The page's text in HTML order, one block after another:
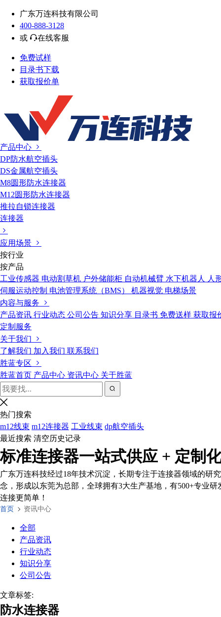
广东万连科技有限公司
400-888-3128
或
在线客服
免费试样
目录书下载
获取报价单
产品中心
DP防水航空插头
DS金属航空插头
M8圆形防水连接器
M12圆形防水连接器
推拉自锁连接器
连接器
应用场景
按行业
按产品
工业传感器 电动割草机 户外储能柜 自动机械臂 水下机器人
人
伺服运动控制 电池管理系统（BMS） 机器视觉 电梯场景
内容与服务
产品资讯 行业动态 公司公告 知识分享 目录书 免费送样 获取报
定制服务
关于我们
了解我们 加入我们 联系我们
胜蓝专区
胜蓝首页 产品中心 资讯中心 关于胜蓝
热门搜索
m12线束 m12连接器 工业线束 dp航空插头
最近搜索 清空历史记录
标准连接器一站式供应 + 定制
广东万连科技经过18年技术沉淀，长期专注于连接器领域的研
念，形成以东莞为总部，全球拥有3大生产基地，有500+专业
连接更简单！
首页 资讯中心
全部
产品资讯
行业动态
知识分享
公司公告
文章标签:
防水连接器